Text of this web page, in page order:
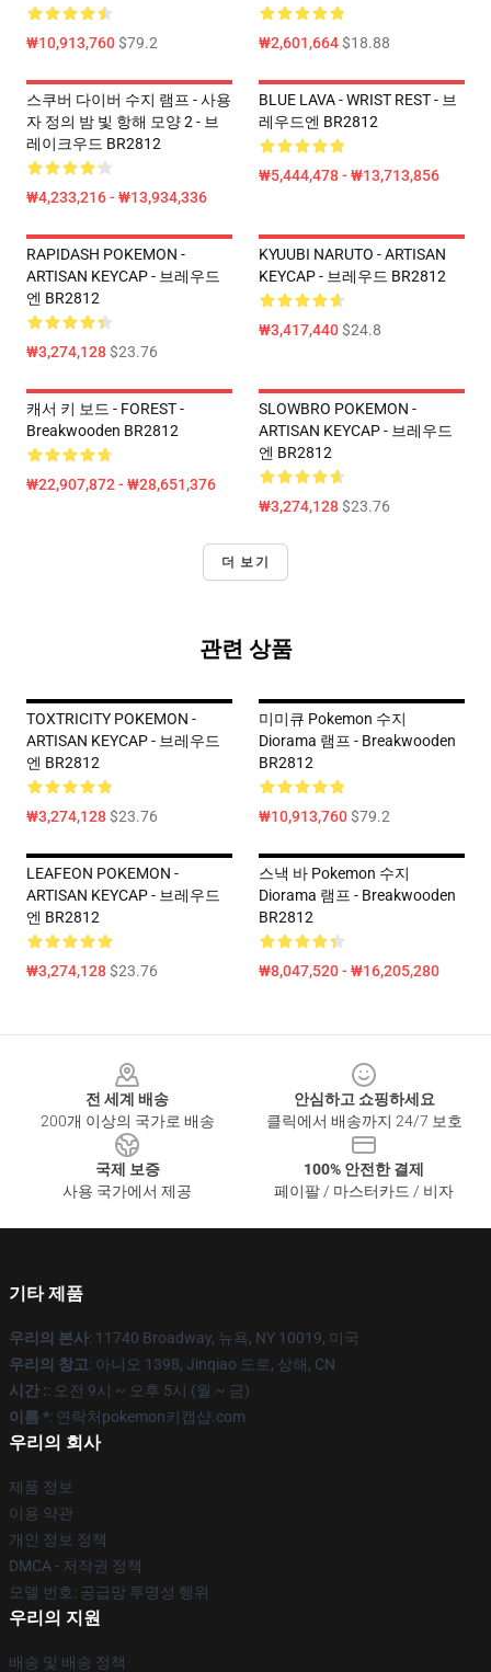
₩10,913,760$79.2 ₩2,601,664$18.88
스쿠버 다이버 수지 램프 - 사용
자 정의 밤 빛 항해 모양 2 - 브
레이크우드 BR2812
₩4,233,216 - ₩13,934,336
BLUE LAVA - WRIST REST - 브
레우드엔 BR2812
₩5,444,478 - ₩13,713,856
RAPIDASH POKEMON -
ARTISAN KEYCAP - 브레우드
엔 BR2812
₩3,274,128$23.76
KYUUBI NARUTO - ARTISAN
KEYCAP - 브레우드 BR2812
₩3,417,440$24.8
캐서 키 보드 - FOREST -
Breakwooden BR2812
₩22,907,872 - ₩28,651,376
SLOWBRO POKEMON -
ARTISAN KEYCAP - 브레우드
엔 BR2812
₩3,274,128$23.76
더 보기
관련 상품
TOXTRICITY POKEMON -
ARTISAN KEYCAP - 브레우드
엔 BR2812
₩3,274,128$23.76
미미큐 Pokemon 수지
Diorama 램프 - Breakwooden
BR2812
₩10,913,760$79.2
LEAFEON POKEMON -
ARTISAN KEYCAP - 브레우드
엔 BR2812
₩3,274,128$23.76
스낵 바 Pokemon 수지
Diorama 램프 - Breakwooden
BR2812
₩8,047,520 - ₩16,205,280
전 세계 배송
200개 이상의 국가로 배송
안심하고 쇼핑하세요
클릭에서 배송까지 24/7 보호
국제 보증
사용 국가에서 제공
100% 안전한 결제
페이팔 / 마스터카드 / 비자
기타 제품
우리의 본사: 11740 Broadway, 뉴욕, NY 10019, 미국
우리의 창고: 아니오 1398, Jinqiao 도로, 상해, CN
시간 :: 오전 9시 ~ 오후 5시 (월 ~ 금)
이름 *: 연락처pokemon키캡샵.com
우리의 회사
제품 정보
이용 약관
개인 정보 정책
DMCA - 저작권 정책
모델 번호: 공급망 투명성 행위
우리의 지원
배송 및 배송 정책